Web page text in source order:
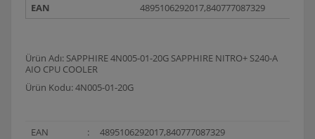
EAN 4895106292017,840777087329
Ürün Adı: SAPPHIRE 4N005-01-20G SAPPHIRE NITRO+ S240-A
AIO CPU COOLER
Ürün Kodu: 4N005-01-20G
EAN :
4895106292017,840777087329